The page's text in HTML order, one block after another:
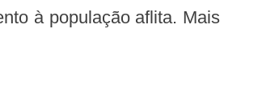
à população aflita. Mais